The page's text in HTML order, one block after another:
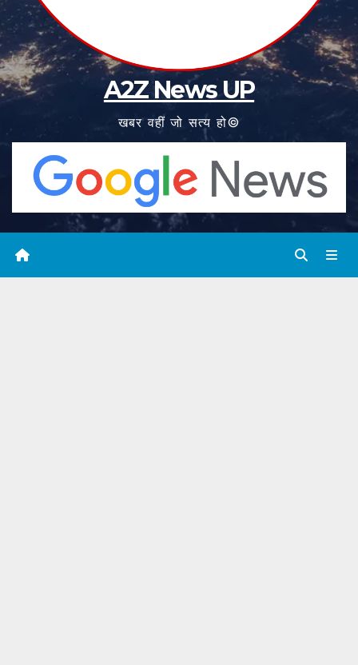
A2Z News UP
खबर वहीं जो सत्य हो©